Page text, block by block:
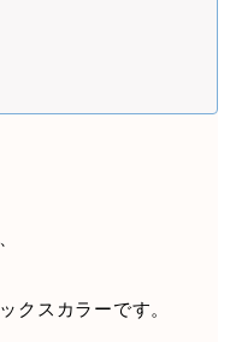
クスカラーです。